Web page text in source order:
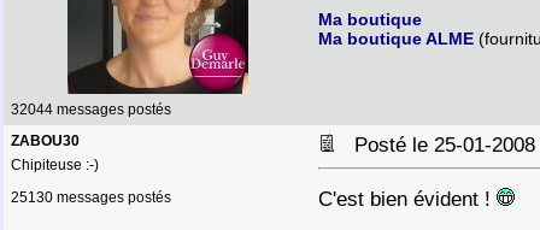
32044 messages postés
Ma boutique
Ma boutique ALME
ZABOU30
Chipiteuse :-)
25130 messages postés
Posté le 25-01-
C'est bien évident !